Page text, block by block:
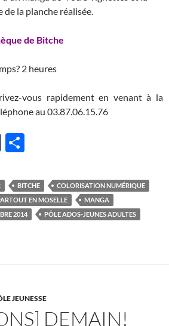
la planche réalisée.
de Bitche
2 heures
vous rapidement en venant à la
au 03.87.06.15.76
T
m
bl
r
ta
g
er
BITCHE
COLORISATION NUMÉRIQUE
EN MOSELLE
MANGA
2014
PÔLE ADOS-JEUNES ADULTES
JEUNESSE
DEMAIN!